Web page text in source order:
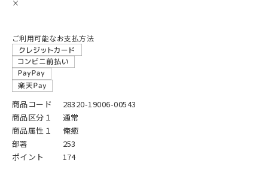
×
ご利用可能なお支払方法
商品コード
28320-19006-00543
商品区分１
通常
商品属性１
俺癒
部署
253
ポイント
174